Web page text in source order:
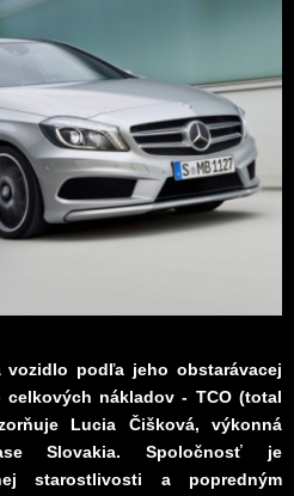
vozidlo podľa jeho obstarávacej
nákladov - TCO (total
Lucia Čišková, výkonná
Slovakia. Spoločnosť je
starostlivosti a popredným